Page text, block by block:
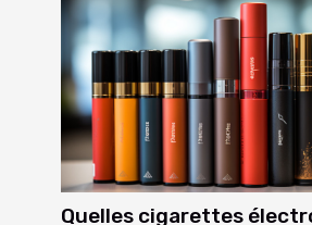
Quelles cigarettes